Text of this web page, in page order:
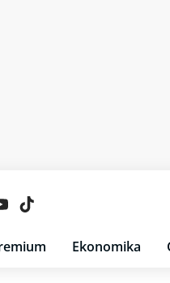
Ekonomika